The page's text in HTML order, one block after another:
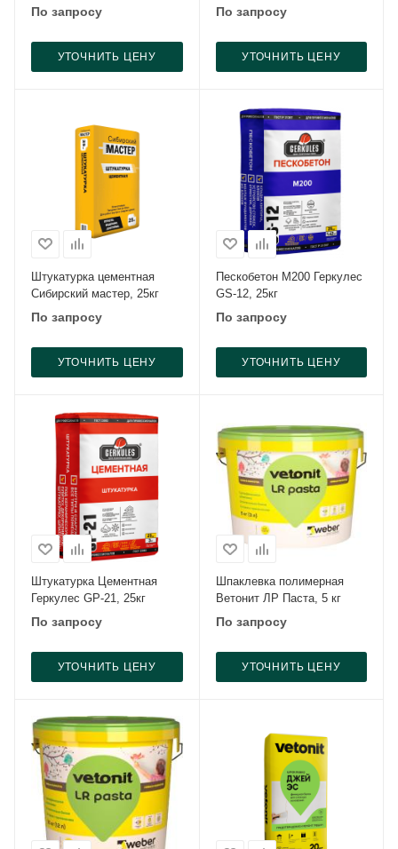
По запросу
УТОЧНИТЬ ЦЕНУ
По запросу
УТОЧНИТЬ ЦЕНУ
Штукатурка цементная
Сибирский мастер, 25кг
По запросу
УТОЧНИТЬ ЦЕНУ
Пескобетон М200 Геркулес
GS-12, 25кг
По запросу
УТОЧНИТЬ ЦЕНУ
Штукатурка Цементная
Геркулес GP-21, 25кг
По запросу
УТОЧНИТЬ ЦЕНУ
Шпаклевка полимерная
Ветонит ЛР Паста, 5 кг
По запросу
УТОЧНИТЬ ЦЕНУ